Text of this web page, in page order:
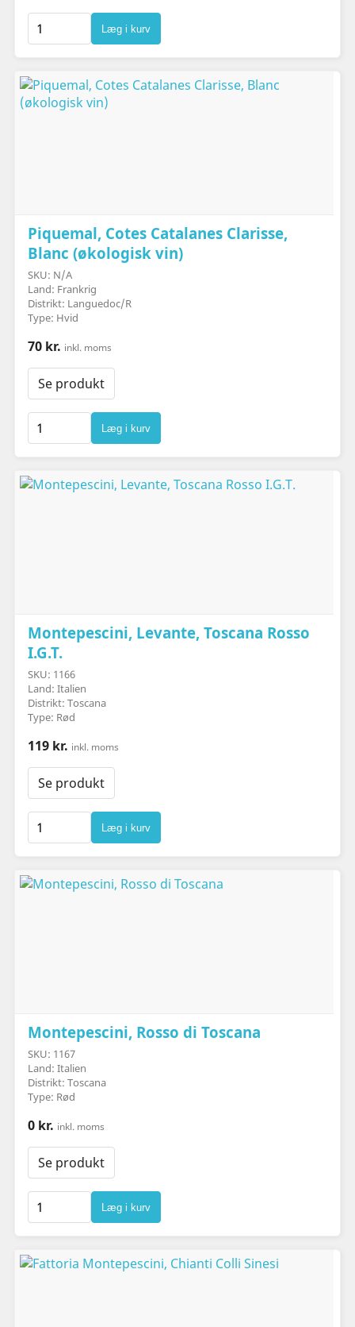
Læg i kurv
Piquemal, Cotes Catalanes Clarisse,
Blanc (økologisk vin)
SKU: N/A
Land: Frankrig
Distrikt: Languedoc/R
Type: Hvid
70 kr. inkl. moms
Se produkt
Læg i kurv
Montepescini, Levante, Toscana Rosso
I.G.T.
SKU: 1166
Land: Italien
Distrikt: Toscana
Type: Rød
119 kr. inkl. moms
Se produkt
Læg i kurv
Montepescini, Rosso di Toscana
SKU: 1167
Land: Italien
Distrikt: Toscana
Type: Rød
0 kr. inkl. moms
Se produkt
Læg i kurv